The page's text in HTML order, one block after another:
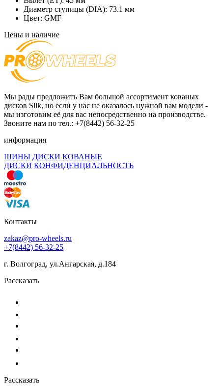
Диаметр ступицы (DIA): 73.1 мм
Цвет: GMF
Цены и наличие
Мы рады предложить Вам большой ассортимент кованых
дисков Slik, но если у нас не оказалось нужной вам модели -
мы изготовим её для вас непосредственно на производстве.
Звоните нам по тел.: +7(8442) 56-32-25
информация
ШИНЫ ДИСКИ КОВАНЫЕ
ДИСКИ КОНФИДЕНЦИАЛЬНОСТЬ
Контакты
zakaz@pro-wheels.ru
+7(8442) 56-32-25
г. Волгоград, ул.Ангарская, д.184
Рассказать
Рассказать